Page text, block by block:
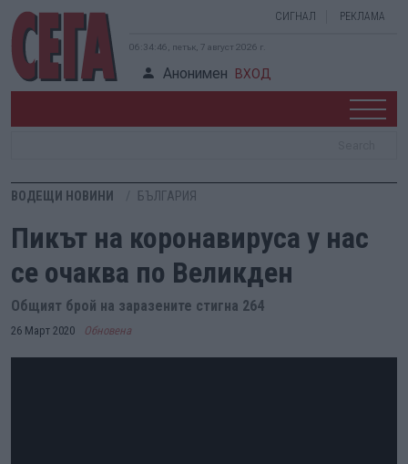
СИГНАЛ РЕКЛАМА
06:34:47, петък, 7 август 2026 г.
Анонимен ВХОД
ВОДЕЩИ НОВИНИ БЪЛГАРИЯ
Пикът на коронавируса у нас
се очаква по Великден
Общият брой на заразените стигна 264
26 Март 2020 Обновена